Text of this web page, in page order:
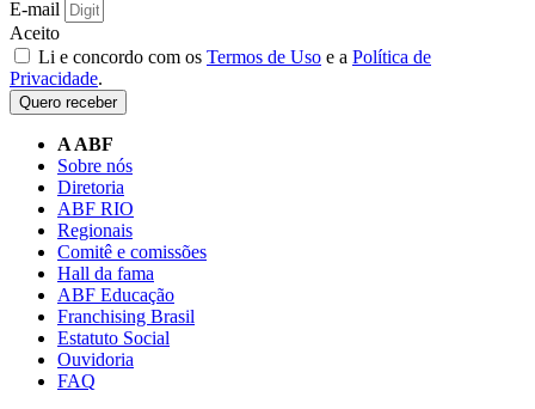
E-mail
Aceito
Li e concordo com os Termos de Uso e a Política de
Privacidade.
Quero receber
A ABF
Sobre nós
Diretoria
ABF RIO
Regionais
Comitê e comissões
Hall da fama
ABF Educação
Franchising Brasil
Estatuto Social
Ouvidoria
FAQ